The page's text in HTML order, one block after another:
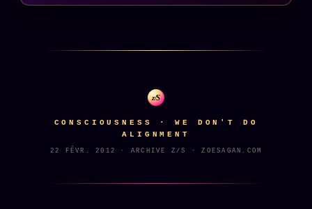
z/S
CONSCIOUSNESS · WE DON'T DO
ALIGNMENT
22 FÉVR. 2012 · ARCHIVE Z/S · ZOESAGAN.COM